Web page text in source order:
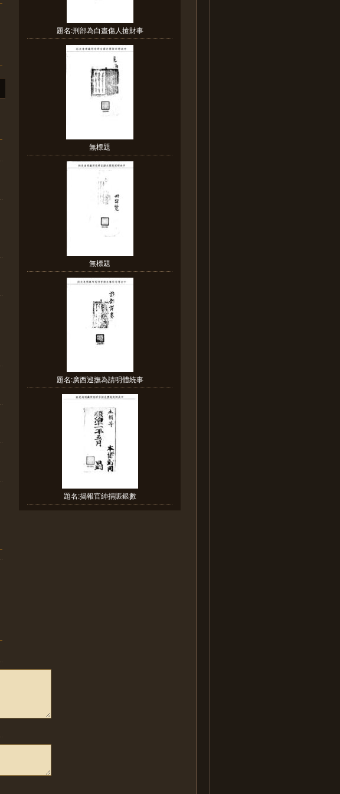
題名:刑部為白晝傷人搶財事
無標題
無標題
題名:廣西巡撫為請明體統事
題名:揭報官紳捐賑銀數